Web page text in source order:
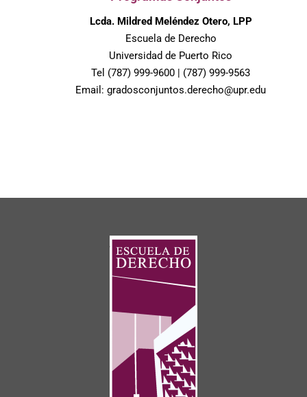
Lcda. Mildred Meléndez Otero, LPP
Escuela de Derecho
Universidad de Puerto Rico
Tel (787) 999-9600 | (787) 999-9563
Email: gradosconjuntos.derecho@upr.edu